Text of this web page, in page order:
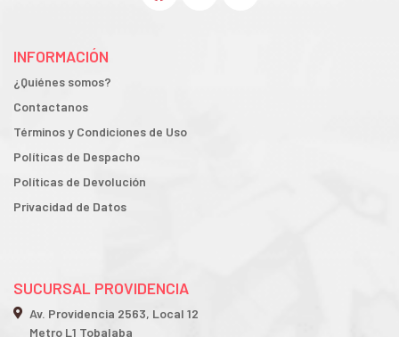
INFORMACIÓN
¿Quiénes somos?
Contactanos
Términos y Condiciones de Uso
Políticas de Despacho
Políticas de Devolución
Privacidad de Datos
SUCURSAL PROVIDENCIA
Av. Providencia 2563, Local 12
Metro L1 Tobalaba